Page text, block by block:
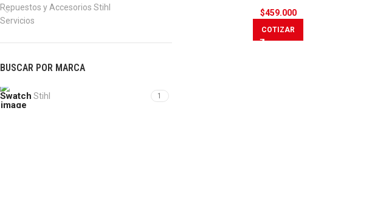
Repuestos y Accesorios Stihl
Servicios
BUSCAR POR MARCA
Stihl 1
$459.000
COTIZAR